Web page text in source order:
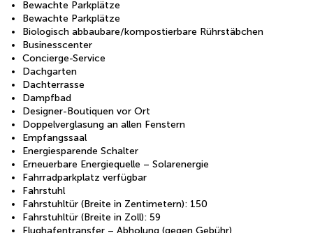
Bewachte Parkplätze
Bewachte Parkplätze
Biologisch abbaubare/kompostierbare Rührstäbchen
Businesscenter
Concierge-Service
Dachgarten
Dachterrasse
Dampfbad
Designer-Boutiquen vor Ort
Doppelverglasung an allen Fenstern
Empfangssaal
Energiesparende Schalter
Erneuerbare Energiequelle – Solarenergie
Fahrradparkplatz verfügbar
Fahrstuhl
Fahrstuhltür (Breite in Zentimetern): 150
Fahrstuhltür (Breite in Zoll): 59
Flughafentransfer – Abholung (gegen Gebühr)